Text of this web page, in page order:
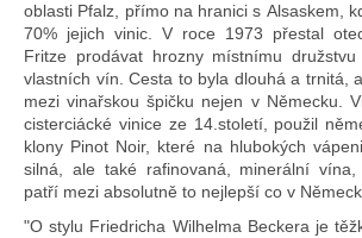
oblasti Pfalz, přímo na hranici s Alsaskem,
70% jejich vinic. V roce 1973 přestal
Fritze prodávat hrozny místnímu
vlastních vín. Cesta to byla dlouhá a trnitá,
mezi vinařskou špičku nejen v Německu.
cisterciácké vinice ze 14.století, použil
klony Pinot Noir, které na hlubokých
silná, ale také rafinovaná, minerální vína,
patří mezi absolutně to nejlepší co v
"O stylu Friedricha Wilhelma Beckera je